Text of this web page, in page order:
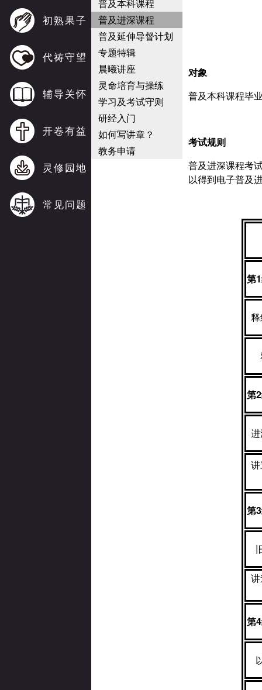
初熟果子
代祷守望
辅导关怀
开卷有益
灵修园地
常见问题
普及本科课程
普及进深课程
普及延伸导督计划
专题特辑
晨曦讲座
灵命培育与操练
学习及考试守则
研经入门
如何写讲章？
教务申请
对象
普及本科课程毕
考试规则
普及进深课程考
以得到电子普及
第1
第2
第3
第4